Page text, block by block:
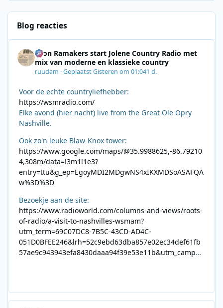
Blog reacties
Leon Ramakers start Jolene Country Radio met
mix van moderne en klassieke country
ruudam ·GeplaatstGisteren om 01:041 d.
Voor de echte countryliefhebber:
https://wsmradio.com/
Elke avond (hier nacht) live from the Great Ole Opry
Nashville.
Ook zo'n leuke Blaw-Knox tower:
https://www.google.com/maps/@35.9988625,-86.79210
4,308m/data=!3m1!1e3?
entry=ttu&g_ep=EgoyMDI2MDgwNS4xIKXMDSoASAFQA
w%3D%3D
Bezoekje aan de site:
https://www.radioworld.com/columns-and-views/roots-
of-radio/a-visit-to-nashvilles-wsmam?
utm_term=69C07DC8-7B5C-43CD-AD4C-
051D0BFEE246&lrh=52c9ebd63dba857e02ec34def61fb
57ae9c943943efa8430daaa94f39e53e11b&utm_campai
8F09201A140D&utm_source=SmartBrief